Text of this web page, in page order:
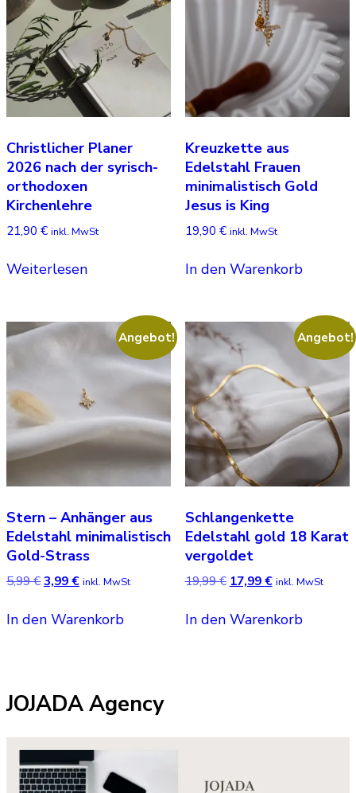
Christlicher Planer
2026 nach der syrisch-
orthodoxen
Kirchenlehre
21,90 € inkl. MwSt
Weiterlesen
Kreuzkette aus
Edelstahl Frauen
minimalistisch Gold
Jesus is King
19,90 € inkl. MwSt
In den Warenkorb
Angebot!
Stern – Anhänger aus
Edelstahl minimalistisch
Gold-Strass
5,99€Ursprünglicher
war:
3,99€Aktueller
ist:
inkl. MwSt
In den Warenkorb
Angebot!
Schlangenkette
Edelstahl gold 18 Karat
vergoldet
19,99€ Ursprünglicher
war:
17,99€Aktueller
ist:
inkl. MwSt
In den Warenkorb
JOJADA Agency